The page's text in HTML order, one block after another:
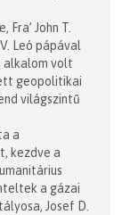
John T.
Leó pápával
alkalom volt
geopolitikai
világszintű
a
kezdve a
a gázai
Josef D.